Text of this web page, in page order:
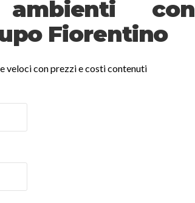
ambienti con
Fiorentino
veloci con prezzi e costi contenuti